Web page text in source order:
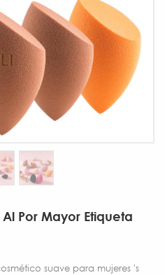
Por Mayor Etiqueta
suave para mujeres 's